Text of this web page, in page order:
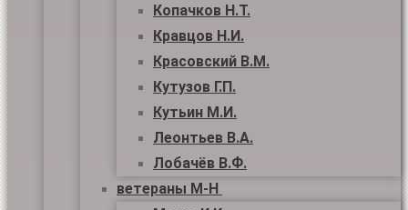
Копачков Н.Т.
Кравцов Н.И.
Красовский В.М.
Кутузов Г.П.
Кутьин М.И.
Леонтьев В.А.
Лобачёв В.Ф.
ветераны М-Н